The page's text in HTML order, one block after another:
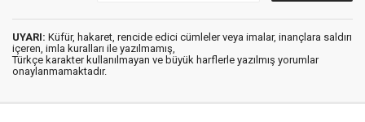
UYARI: Küfür, hakaret, rencide edici cümleler veya imalar, inançlara saldırı
içeren, imla kuralları ile yazılmamış,
Türkçe karakter kullanılmayan ve büyük harflerle yazılmış yorumlar
onaylanmamaktadır.